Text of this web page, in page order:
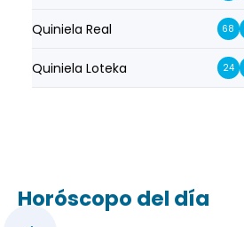
Quiniela Real 68
Quiniela Loteka 24
Horóscopo del día